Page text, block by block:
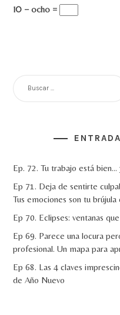
10 − ocho =
Ep. 72. Tu trabajo está
Ep 71. Deja de sentirte
Tus emociones son tu
Ep 70. Eclipses: ventanas
Ep 69. Parece una locura
profesional. Un mapa para
Ep 68. Las 4 claves
de Año Nuevo